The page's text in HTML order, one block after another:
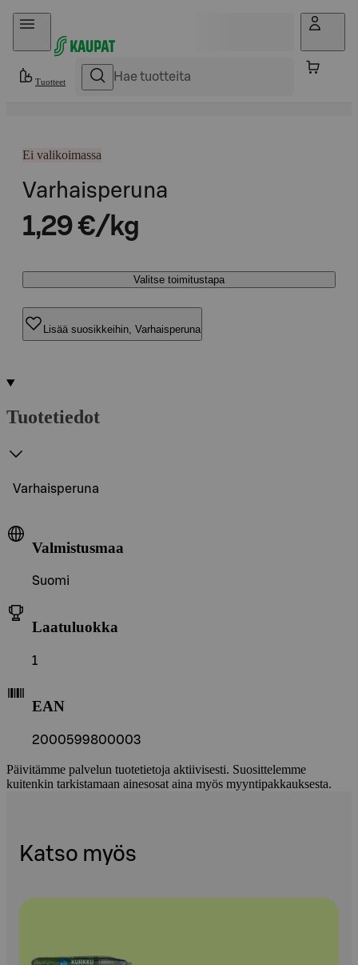
Hyppää sisältöön
Tuotteet
Ei valikoimassa
Varhaisperuna
1,29 €/kg
Valitse toimitustapa
Lisää suosikkeihin, Varhaisperuna
Tuotetiedot
Varhaisperuna
Valmistusmaa
Suomi
Laatuluokka
1
EAN
2000599800003
Päivitämme palvelun tuotetietoja aktiivisesti. Suosittelemme
kuitenkin tarkistamaan ainesosat aina myös myyntipakkauksesta.
Katso myös